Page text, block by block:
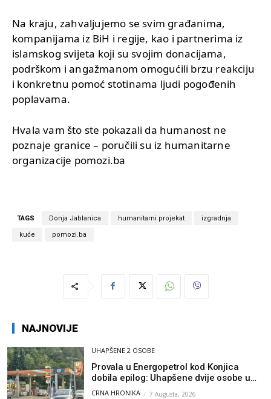
Na kraju, zahvaljujemo se svim građanima,
kompanijama iz BiH i regije, kao i partnerima iz
islamskog svijeta koji su svojim donacijama,
podrškom i angažmanom omogućili brzu reakciju
i konkretnu pomoć stotinama ljudi pogođenih
poplavama.
Hvala vam što ste pokazali da humanost ne
poznaje granice – poručili su iz humanitarne
organizacije pomozi.ba
TAGS Donja Jablanica humanitarni projekat izgradnja
kuće pomozi.ba
NAJNOVIJE
UHAPŠENE 2 OSOBE
Provala u Energopetrol kod Konjica
dobila epilog: Uhapšene dvije osobe u
Čapljini i Jablanici
CRNA HRONIKA 7 Augusta, 2026